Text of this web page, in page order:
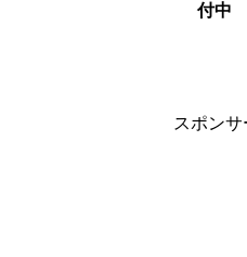
付中
スポンサ